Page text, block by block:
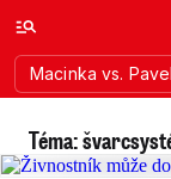
Macinka vs. Pavel
Téma: